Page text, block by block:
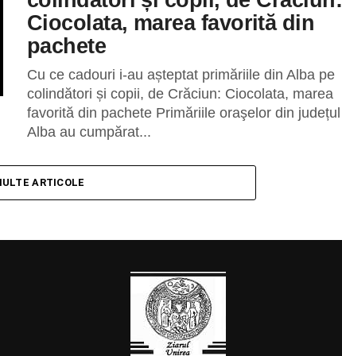
Ciocolata, marea favorită din
pachete
Cu ce cadouri i-au așteptat primăriile din Alba pe
colindători și copii, de Crăciun: Ciocolata, marea
favorită din pachete Primăriile oraşelor din județul
Alba au cumpărat...
ARTICOLE